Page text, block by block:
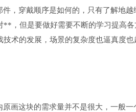
，穿戴顺序是如何的，只有了解地越
，但是要做好需要不断的学习提高
术的发展，场景的复杂度也逼真度
画这块的需求量并不是很大，一般